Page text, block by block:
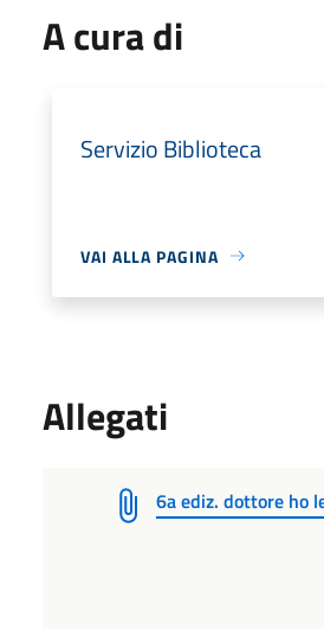
A cura di
Servizio Biblioteca
VAI ALLA PAGINA
Allegati
6a ediz. dottore ho